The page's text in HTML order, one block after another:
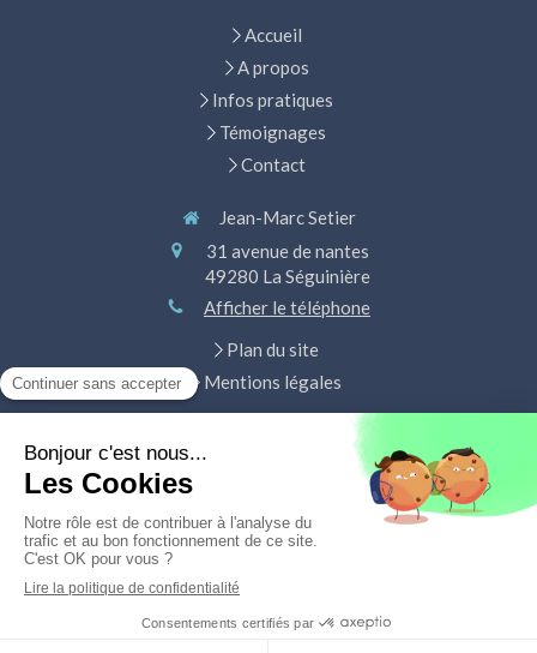
Accueil
A propos
Infos pratiques
Témoignages
Contact
Jean-Marc Setier
31 avenue de nantes
49280 La Séguinière
Afficher le téléphone
Plan du site
Mentions légales
Diététique chinoise, qi Cong, massage énergétique,
acupuncture, pharmacopée, bilan énergétique